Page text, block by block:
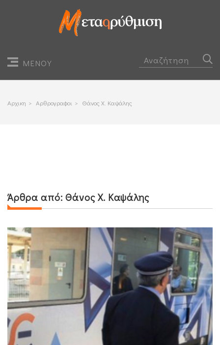
ΜΕΝΟΥ
Αρχικη > Αρθρογραφοι > Θάνος Χ. Καψάλης
Άρθρα από:Θάνος Χ. Καψάλης